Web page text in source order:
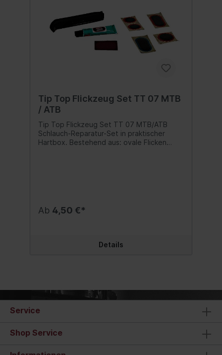
Tip Top Flickzeug Set TT 07 MTB
/ ATB
Tip Top Flickzeug Set TT 07 MTB/ATB
Schlauch-Reparatur-Set in praktischer
Hartbox. Bestehend aus: ovale Flicken
Ab 4,50 €*
Details
Service
Shop Service